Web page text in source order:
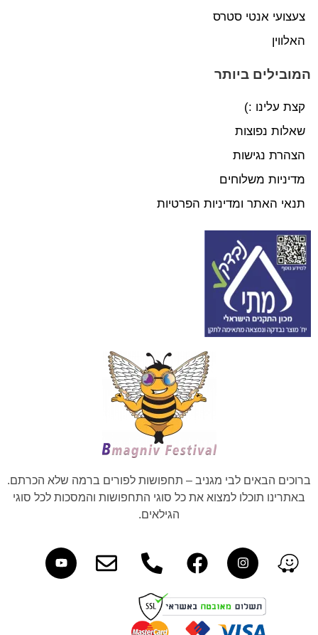
צעצועי אנטי סטרס
האלווין
המובילים ביותר
קצת עלינו :)
שאלות נפוצות
הצהרת נגישות
מדיניות משלוחים
תנאי האתר ומדיניות הפרטיות
ברוכים הבאים לבי מגניב – תחפושות לפורים ברמה שלא הכרתם.
באתרינו תוכלו למצוא את כל סוגי התחפושות והמסכות לכל סוגי
הגילאים.